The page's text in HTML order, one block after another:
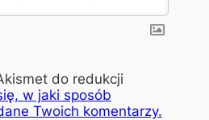
do redukcji
w jaki sposób
Twoich komentarzy.